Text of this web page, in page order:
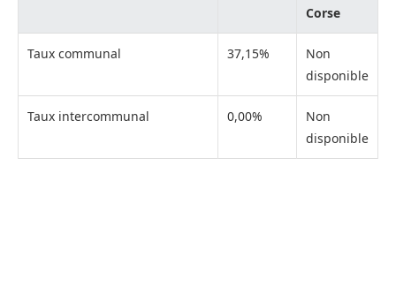
Corse
Taux communal 37,15%
Non
disponible
Taux intercommunal 0,00%
Non
disponible